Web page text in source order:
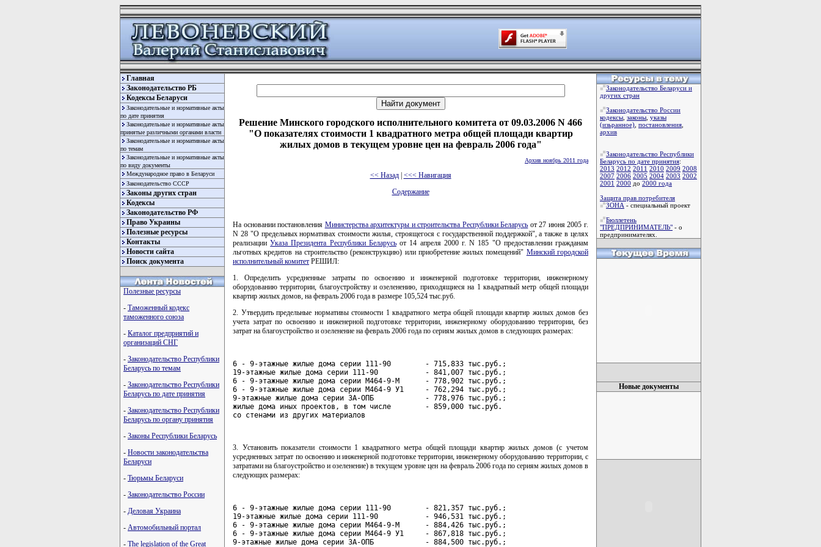
Главная
Законодательство РБ
Кодексы Беларуси
Законодательные и нормативные акты
по дате принятия
Законодательные и нормативные акты
принятые различными органами власти
Законодательные и нормативные акты
по темам
Законодательные и нормативные акты
по виду документы
Международное право в Беларуси
Законодательство СССР
Законы других стран
Кодексы
Законодательство РФ
Право Украины
Полезные ресурсы
Контакты
Новости сайта
Поиск документа
Полезные ресурсы
- Таможенный кодекс
таможенного союза
- Каталог предприятий и
организаций СНГ
- Законодательство Республики
Беларусь по темам
- Законодательство Республики
Беларусь по дате принятия
- Законодательство Республики
Беларусь по органу принятия
- Законы Республики Беларусь
- Новости законодательства
Беларуси
- Тюрьмы Беларуси
- Законодательство России
- Деловая Украина
- Автомобильный портал
- The legislation of the Great
Решение Минского городского исполнительного комитета от 09.03.2006 N 466
"О показателях стоимости 1 квадратного метра общей площади квартир
жилых домов в текущем уровне цен на февраль 2006 года"
Архив ноябрь 2011 года
<< Назад| <<< Навигация
Содержание
На основании постановления Министерства архитектуры и строительства Республики Беларусь от 27 июня 2005 г.
N 28 "О предельных нормативах стоимости жилья, строящегося с государственной поддержкой", а также в целях
реализацииУказа Президента Республики Беларусьот 14 апреля 2000 г. N 185 "О предоставлении гражданам
льготных кредитов на строительство (реконструкцию) или приобретение жилых помещений" Минский городской
исполнительный комитет РЕШИЛ:
1. Определить усредненные затраты по освоению и инженерной подготовке территории, инженерному
оборудованию территории, благоустройству и озеленению, приходящиеся на 1 квадратный метр общей площади
квартир жилых домов, на февраль 2006 года в размере 105,524 тыс.руб.
2. Утвердить предельные нормативы стоимости 1 квадратного метра общей площади квартир жилых домов без
учета затрат по освоению и инженерной подготовке территории, инженерному оборудованию территории, без
затрат на благоустройство и озеленение на февраль 2006 года по сериям жилых домов в следующих размерах:
6 - 9-этажные жилые дома серии 111-90        - 715,833 тыс.руб.;
19-этажные жилые дома серии 111-90           - 841,007 тыс.руб.;
6 - 9-этажные жилые дома серии М464-9-М      - 778,902 тыс.руб.;
6 - 9-этажные жилые дома серии М464-9 У1     - 762,294 тыс.руб.;
9-этажные жилые дома серии 3А-ОПБ            - 778,976 тыс.руб.;
жилые дома иных проектов, в том числе        - 859,000 тыс.руб.
со стенами из других материалов
3. Установить показатели стоимости 1 квадратного метра общей площади квартир жилых домов (с учетом
усредненных затрат по освоению и инженерной подготовке территории, инженерному оборудованию территории, с
затратами на благоустройство и озеленение) в текущем уровне цен на февраль 2006 года по сериям жилых домов в
следующих размерах:
6 - 9-этажные жилые дома серии 111-90        - 821,357 тыс.руб.;
19-этажные жилые дома серии 111-90           - 946,531 тыс.руб.;
6 - 9-этажные жилые дома серии М464-9-М      - 884,426 тыс.руб.;
6 - 9-этажные жилые дома серии М464-9 У1     - 867,818 тыс.руб.;
9-этажные жилые дома серии 3А-ОПБ            - 884,500 тыс.руб.;
Законодательство Беларуси и
других стран
Законодательство России
кодексы законы указы
(изьранное) постановления
архив
Законодательство Республики
Беларусь по дате принятия:
2013 2012 2011 2010 2009 2008
2007 2006 2005 2004 2003 2002
2001 2000 до 2000 года
Защита прав потребителя
ЗОНА - специальный проект
Бюллетень
"ПРЕДПРИНИМАТЕЛЬ" - о
предпринимателях.
Новые документы